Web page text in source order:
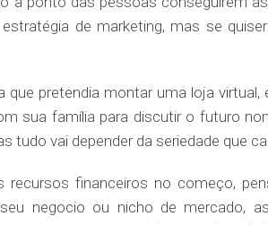
de marketing, mas se
que pretendia montar uma loja
sua família para discutir o futuro
tudo vai depender da seriedade que
financeiros no começo,
negocio ou nicho de mercado,